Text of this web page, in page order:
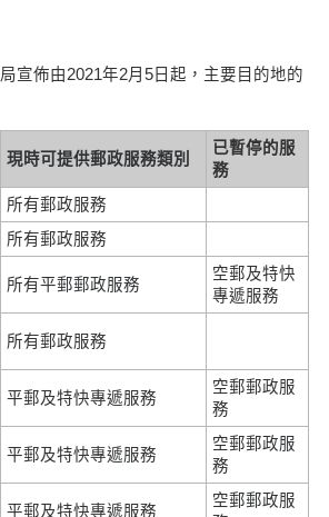
宣佈由2021年2月5日起，主要目的地的
現時可提供郵政服務類別
已暫停的服
務
所有郵政服務
所有郵政服務
所有平郵郵政服務
空郵及特快
專遞服務
所有郵政服務
平郵及特快專遞服務
空郵郵政服
務
平郵及特快專遞服務
空郵郵政服
務
平郵及特快專遞服務
空郵郵政服